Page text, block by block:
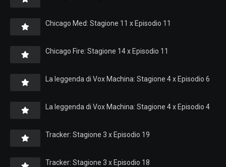
Chicago Med: Stagione 11 x Episodio 11
Chicago Fire: Stagione 14 x Episodio 11
La leggenda di Vox Machina: Stagione 4 x Episodio 6
La leggenda di Vox Machina: Stagione 4 x Episodio 4
Tracker: Stagione 3 x Episodio 19
Tracker: Stagione 3 x Episodio 18